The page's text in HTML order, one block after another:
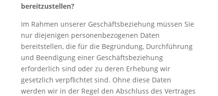
bereitzustellen?
Im Rahmen unserer Geschäftsbeziehung müssen Sie
nur diejenigen personenbezogenen Daten
bereitstellen, die für die Begründung, Durchführung
und Beendigung einer Geschäftsbeziehung
erforderlich sind oder zu deren Erhebung wir
gesetzlich verpflichtet sind. Ohne diese Daten
werden wir in der Regel den Abschluss des Vertrages